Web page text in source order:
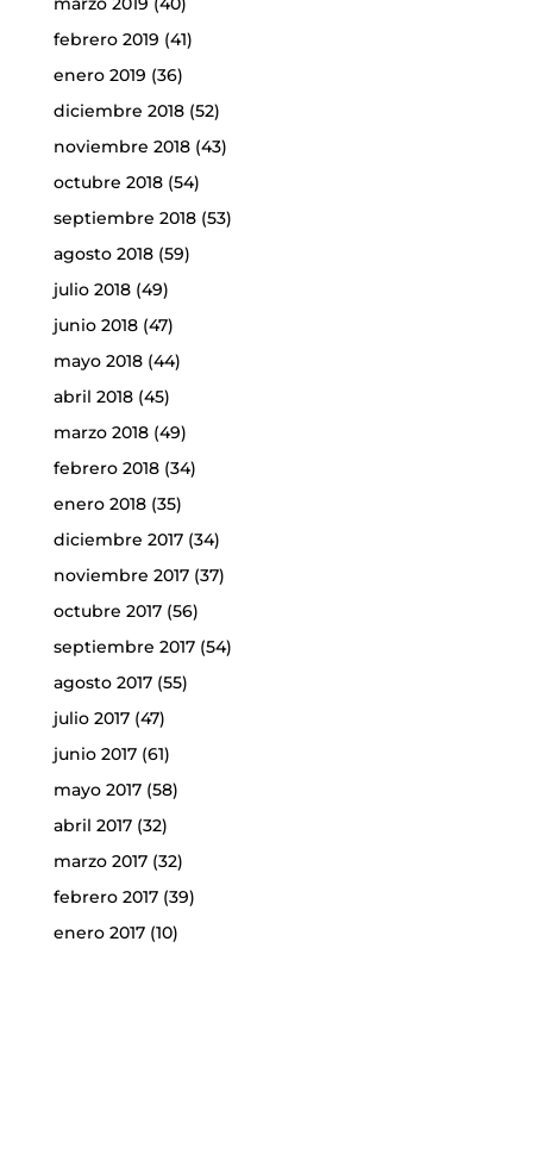
febrero 2019 (41)
enero 2019 (36)
diciembre 2018(52)
noviembre 2018(43)
octubre 2018(54)
septiembre 2018(53)
agosto 2018(59)
julio 2018(49)
junio 2018(47)
mayo 2018(44)
abril 2018(45)
marzo 2018(49)
febrero 2018(34)
enero 2018(35)
diciembre 2017(34)
noviembre 2017(37)
octubre 2017(56)
septiembre 2017(54)
agosto 2017(55)
julio 2017(47)
junio 2017(61)
mayo 2017(58)
abril 2017(32)
marzo 2017(32)
febrero 2017(39)
enero 2017(10)